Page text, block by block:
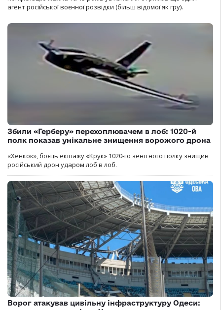
агент російської воєнної розвідки (більш відомої як гру).
Збили «Герберу» перехоплювачем в лоб: 1020-й
полк показав унікальне знищення ворожого дрона
«Хенкок», боєць екіпажу «Крук» 1020-го зенітного полку знищив
російський дрон ударом лоб в лоб.
Ворог атакував цивільну інфраструктуру Одеси: